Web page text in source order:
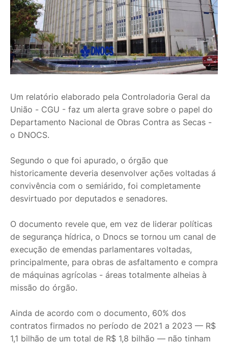
Um relatório elaborado pela Controladoria Geral da
União - CGU - faz um alerta grave sobre o papel do
Departamento Nacional de Obras Contra as Secas -
o DNOCS.
Segundo o que foi apurado, o órgão que
historicamente deveria desenvolver ações voltadas á
convivência com o semiárido, foi completamente
desvirtuado por deputados e senadores.
O documento revele que, em vez de liderar políticas
de segurança hídrica, o Dnocs se tornou um canal de
execução de emendas parlamentares voltadas,
principalmente, para obras de asfaltamento e compra
de máquinas agrícolas - áreas totalmente alheias à
missão do órgão.
Ainda de acordo com o documento, 60% dos
contratos firmados no período de 2021 a 2023 — R$
1,1 bilhão de um total de R$ 1,8 bilhão — não tinham